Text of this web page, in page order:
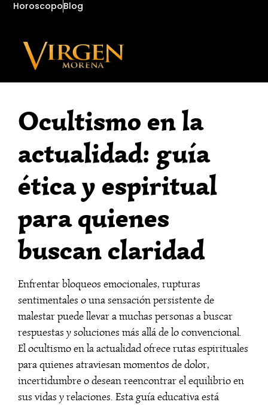
HoroscopoBlog
Ocultismo en la
actualidad: guía
ética y espiritual
para quienes
buscan claridad
Enfrentar bloqueos emocionales, rupturas
sentimentales o una sensación persistente de
malestar puede llevar a muchas personas a buscar
respuestas y soluciones más allá de lo convencional.
El ocultismo en la actualidad ofrece rutas espirituales
para quienes atraviesan momentos de dolor,
incertidumbre o desean reencontrar el equilibrio en
sus vidas y relaciones. Esta guía educativa está